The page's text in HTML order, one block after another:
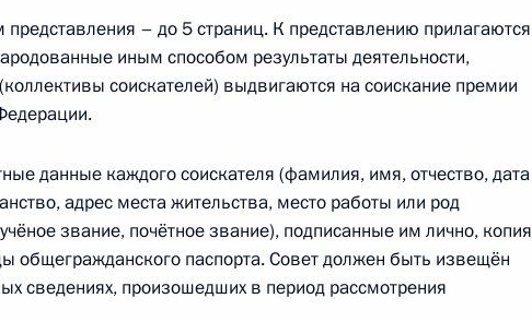
российской нации
вопросам реализации Стратегии
политики до 2025 года
– до 5 страниц. К представлению прилагаются
иным способом результаты деятельности,
соискателей) выдвигаются на соискание премии
данные каждого соискателя (фамилия, имя, отчество, дата
адрес места жительства, место работы или род
звание, почётное звание), подписанные им лично, копия
общегражданского паспорта. Совет должен быть извещён
сведениях, произошедших в период рассмотрения